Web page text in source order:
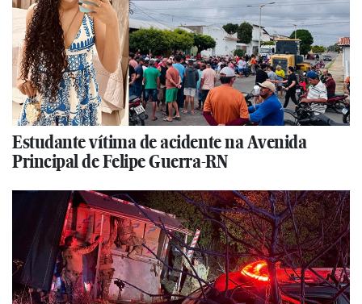
Estudante vítima de acidente na Avenida
Principal de Felipe Guerra-RN